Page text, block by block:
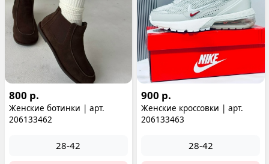
800 р.
Женские ботинки | арт.
206133462
28-42
900 р.
Женские кроссовки | арт.
206133463
28-42